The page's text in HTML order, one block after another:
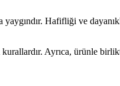
Hafifliği ve
Ayrıca, ürünle